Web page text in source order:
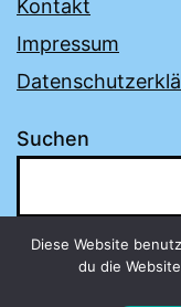
Kontakt
Impressum
Suchen
Diese Website
du die